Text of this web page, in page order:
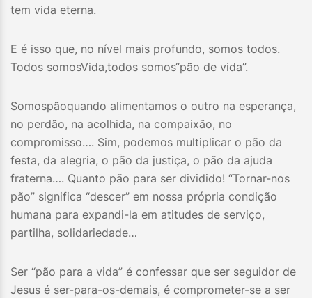
tem vida eterna.
E é isso que, no nível mais profundo, somos todos.
Todos somosVida,todos somos“pão de vida”.
Somospãoquando alimentamos o outro na esperança,
no perdão, na acolhida, na compaixão, no
compromisso…. Sim, podemos multiplicar o pão da
festa, da alegria, o pão da justiça, o pão da ajuda
fraterna…. Quanto pão para ser dividido! “Tornar-nos
pão” significa “descer” em nossa própria condição
humana para expandi-la em atitudes de serviço,
partilha, solidariedade…
Ser “pão para a vida” é confessar que ser seguidor de
Jesus é ser-para-os-demais, é comprometer-se a ser